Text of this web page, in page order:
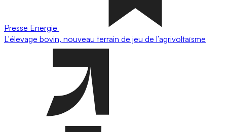
Presse Energie
L'élevage bovin, nouveau terrain de jeu de l’agrivoltaïsme